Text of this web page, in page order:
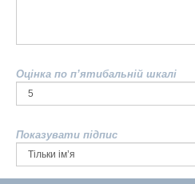
Оцінка по п’ятибальній шкалі
Показувати підпис